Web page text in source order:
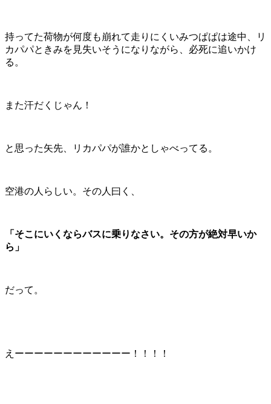
持ってた荷物が何度も崩れて走りにくいみつぱぱは途中、リ
カパパときみを見失いそうになりながら、必死に追いかけ
る。
また汗だくじゃん！
と思った矢先、リカパパが誰かとしゃべってる。
空港の人らしい。その人曰く、
「そこにいくならバスに乗りなさい。その方が絶対早いか
ら」
だって。
えーーーーーーーーーーーー！！！！